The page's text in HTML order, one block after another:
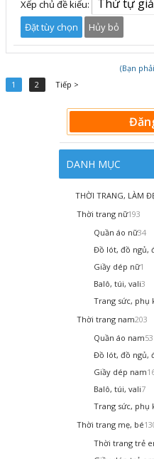
Xếp chủ đề kiểu:
(Bạn
1
2 Tiếp >
DANH MỤC
THỜI TRANG, LÀM
Thời trang nữ193
Quần áo nữ34
Đồ lót, đồ ngủ,
Giầy dép nữ1
Balô, túi, vali3
Trang sức, phụ
Thời trang nam203
Quần áo nam53
Đồ lót, đồ ngủ,
Giầy dép nam
Balô, túi, vali7
Trang sức, phụ
Thời trang mẹ, bé
Thời trang trẻ